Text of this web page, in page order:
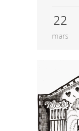
22
mars